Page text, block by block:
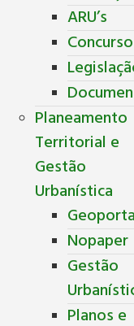
ARU’s
Planeamento
Territorial e
Gestão
Urbanística
Nopaper
Gestão
Planos e